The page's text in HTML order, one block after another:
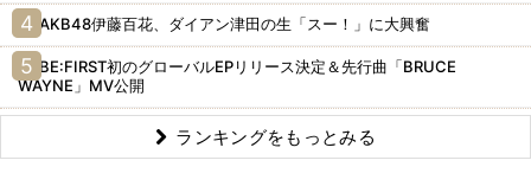
AKB48伊藤百花、ダイアン津田の生「スー！」に大興奮
BE:FIRST初のグローバルEPリリース決定＆先行曲「BRUCE
WAYNE」MV公開
ランキングをもっとみる